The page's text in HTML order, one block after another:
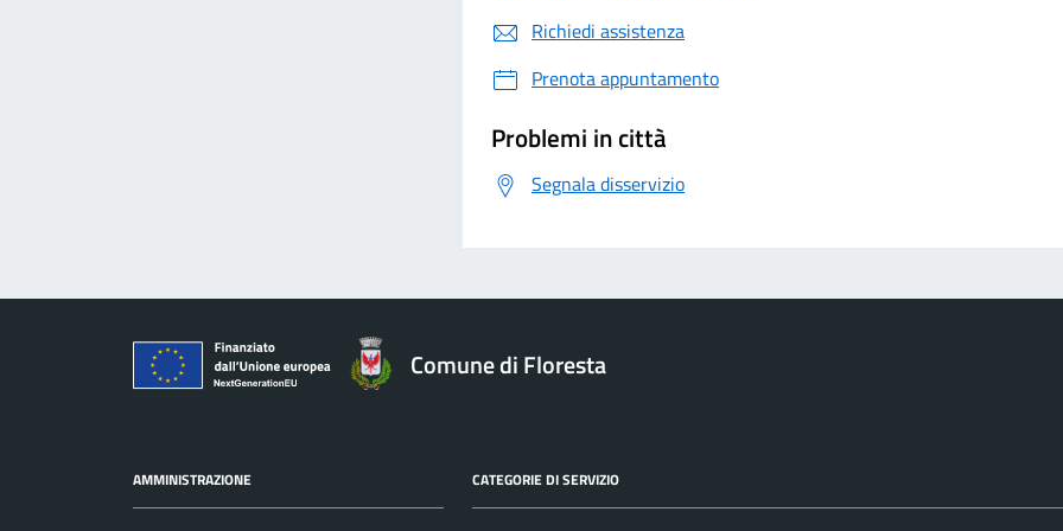
Richiedi assistenza
Prenota appuntamento
Problemi in città
Segnala disservizio
Comune di Floresta
AMMINISTRAZIONE CATEGORIE DI SERVIZIO